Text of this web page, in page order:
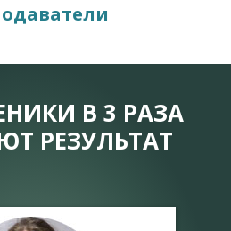
В 3 РАЗА
РЕЗУЛЬТАТ